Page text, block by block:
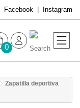
Facebook Instagram
0
Zapatilla deportiva